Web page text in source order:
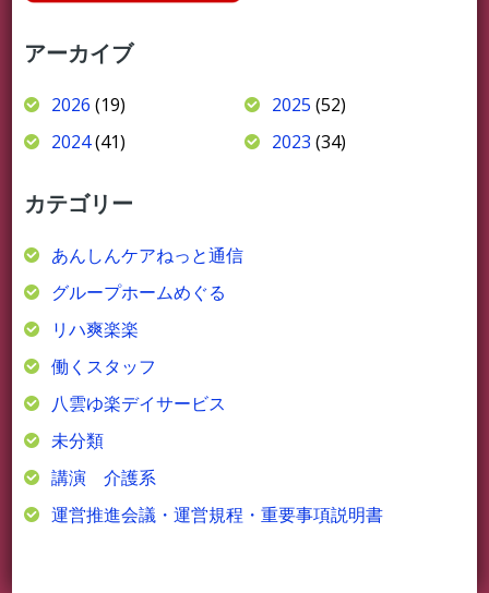
アーカイブ
2026 (19) 2025 (52)
2024(41) 2023 (34)
カテゴリー
あんしんケアねっと通信
グループホームめぐる
リハ爽楽楽
働くスタッフ
八雲ゆ楽デイサービス
未分類
講演 介護系
運営推進会議・運営規程・重要事項説明書